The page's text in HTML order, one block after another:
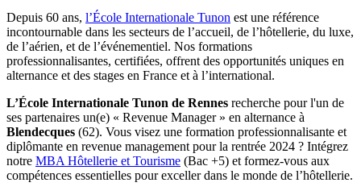
Depuis 60 ans, l’École Internationale Tunon est une référence
incontournable dans les secteurs de l’accueil, de l’hôtellerie, du luxe,
de l’aérien, et de l’événementiel. Nos formations
professionnalisantes, certifiées, offrent des opportunités uniques en
alternance et des stages en France et à l’international.
L’École Internationale Tunon de Rennes recherche pour l'un de
ses partenaires un(e) « Revenue Manager » en alternance à
Blendecques (62). Vous visez une formation professionnalisante et
diplômante en revenue management pour la rentrée 2024 ? Intégrez
notre MBA Hôtellerie et Tourisme (Bac +5) et formez-vous aux
compétences essentielles pour exceller dans le monde de l’hôtellerie.